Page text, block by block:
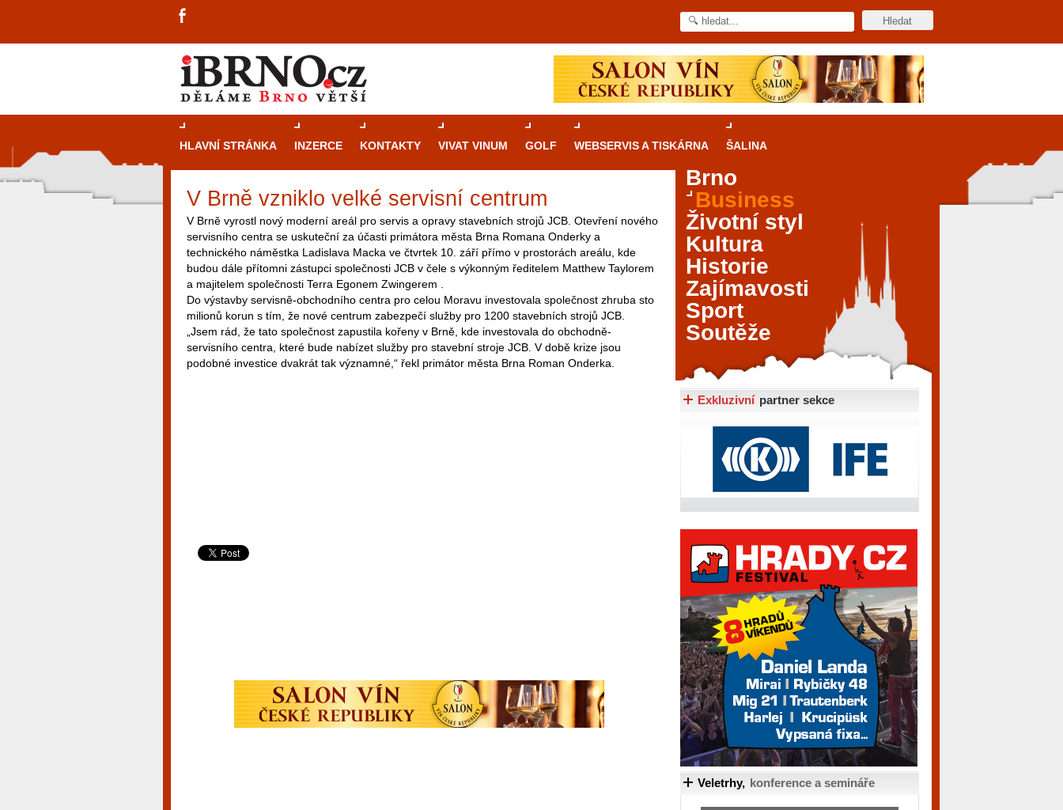
HLAVNÍ STRÁNKA INZERCE KONTAKTY VIVAT VINUM GOLF WEBSERVIS A TISKÁRNA ŠALINA
V Brně vzniklo velké servisní centrum
V Brně vyrostl nový moderní areál pro servis a opravy stavebních strojů JCB. Otevření nového
servisního centra se uskuteční za účasti primátora města Brna Romana Onderky a
technického náměstka Ladislava Macka ve čtvrtek 10. září přímo v prostorách areálu, kde
budou dále přítomni zástupci společnosti JCB v čele s výkonným ředitelem Matthew Taylorem
a majitelem společnosti Terra Egonem Zwingerem .
Do výstavby servisně-obchodního centra pro celou Moravu investovala společnost zhruba sto
milionů korun s tím, že nové centrum zabezpečí služby pro 1200 stavebních strojů JCB.
„Jsem rád, že tato společnost zapustila kořeny v Brně, kde investovala do obchodně-
servisního centra, které bude nabízet služby pro stavební stroje JCB. V době krize jsou
podobné investice dvakrát tak významné,“ řekl primátor města Brna Roman Onderka.
Průvodcekasinovými hrami v Brně: Od
rulety po video automaty
Brno je městem známým pro zajímavé památky, skvělé
restaurace, divadla a univerzity. Mimo jiné je ale také
místem, kde si můžete legálně a bezpečně vyzkoušet
různé kasinové hry. V neustále kvetoucí moravské
metropoli naleznete širokou nabídku her od klasické
rulety až po moderní automaty jak pro pravidelné
návštěvníky, tak pro příležitostné hráče. V...
Brno
Business
Životní styl
Kultura
Historie
Zajímavosti
Sport
Soutěže
Exkluzivní partner sekce
Veletrhy, konference a semináře